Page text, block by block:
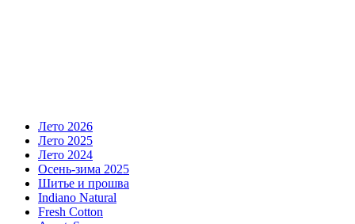
Лето 2026
Лето 2025
Лето 2024
Осень-зима 2025
Шитье и прошва
Indiano Natural
Fresh Cotton